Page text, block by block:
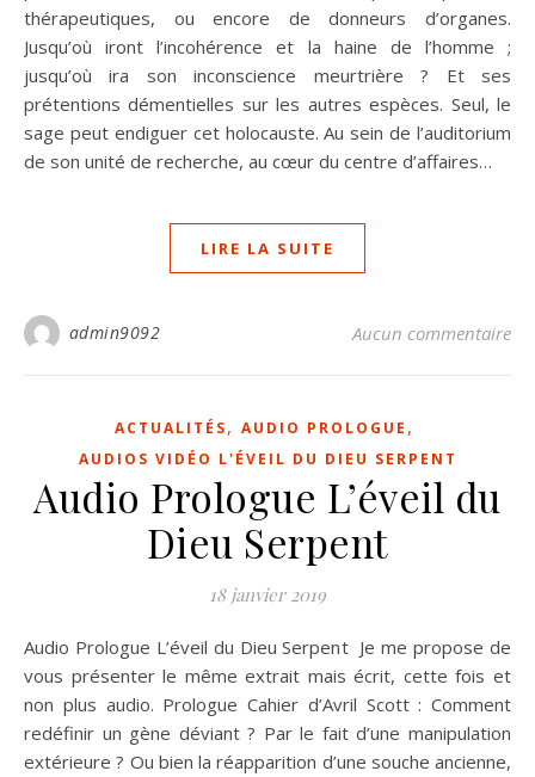
thérapeu­tiques, ou encore de donneurs d’organes.
Jusqu’où iront l’incohérence et la haine de l’homme ;
jusqu’où ira son inconscience meurtrière ? Et ses
prétentions démentielles sur les autres espèces. Seul, le
sage peut endiguer cet holocauste. Au sein de l’auditorium
de son unité de recherche, au cœur du centre d’affaires…
LIRE LA SUITE
admin9092 Aucun commentaire
ACTUALITÉS, AUDIO PROLOGUE ,
AUDIOS VIDÉO L'ÉVEIL DU DIEU SERPENT
Audio Prologue L’éveil du
Dieu Serpent
18 janvier 2019
Audio Prologue L’éveil du Dieu Serpent Je me propose de
vous présenter le même extrait mais écrit, cette fois et
non plus audio. Prologue Cahier d’Avril Scott : Comment
redéfinir un gène déviant ? Par le fait d’une manipulation
extérieure ? Ou bien la réapparition d’une souche ancienne,